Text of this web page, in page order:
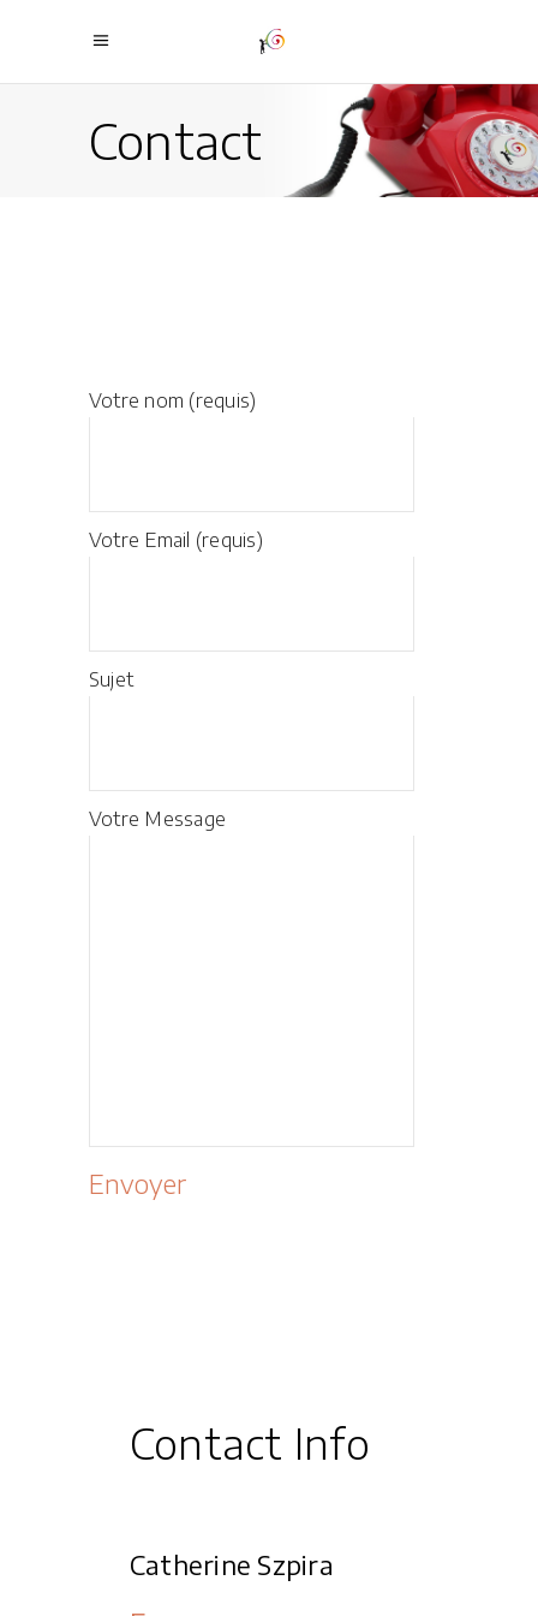
Contact
Votre nom (requis)
Votre Email (requis)
Sujet
Votre Message
Contact Info
Catherine Szpira